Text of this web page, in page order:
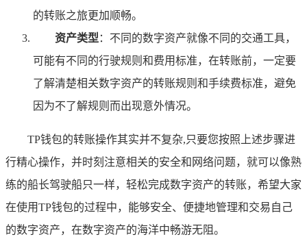
的转账之旅更加顺畅。
资产类型 ：不同的数字资产就像不同的交通工具，
可能有不同的行驶规则和费用标准，在转账前，一定要
了解清楚相关数字资产的转账规则和手续费标准，避免
因为不了解规则而出现意外情况。
TP钱包的转账操作其实并不复杂,只要您按照上述步骤进
行精心操作，并时刻注意相关的安全和网络问题，就可以像熟
练的船长驾驶船只一样，轻松完成数字资产的转账，希望大家
在使用TP钱包的过程中，能够安全、便捷地管理和交易自己
的数字资产，在数字资产的海洋中畅游无阻。